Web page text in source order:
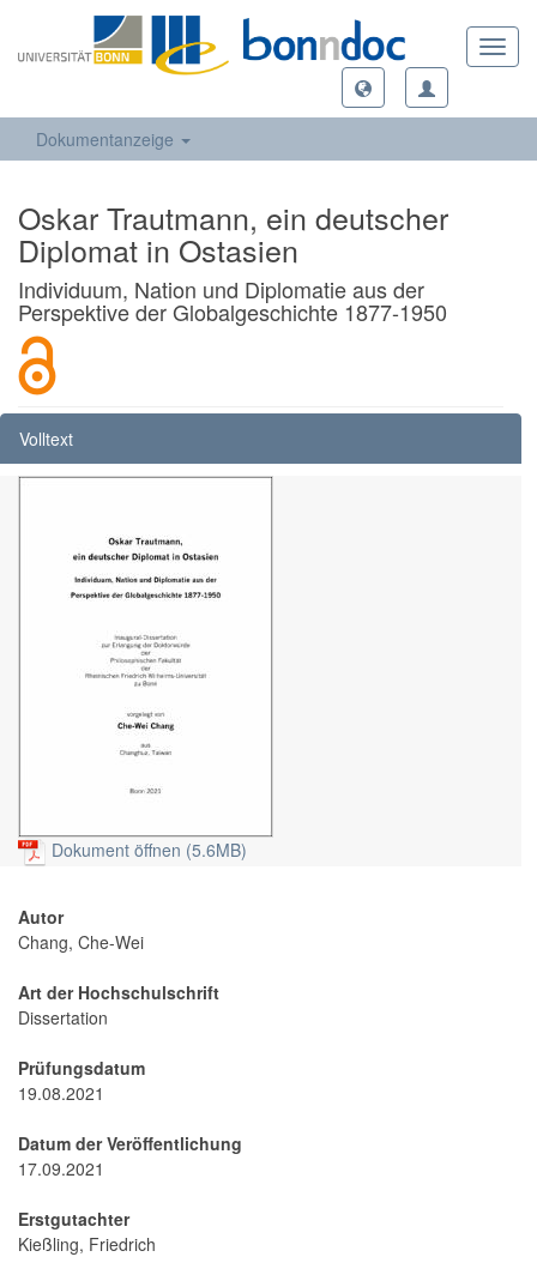
Dokumentanzeige
Oskar Trautmann, ein deutscher
Diplomat in Ostasien
Individuum, Nation und Diplomatie aus der
Perspektive der Globalgeschichte 1877-1950
Volltext
Dokument öffnen (5.6MB)
Autor
Chang, Che-Wei
Art der Hochschulschrift
Dissertation
Prüfungsdatum
19.08.2021
Datum der Veröffentlichung
17.09.2021
Erstgutachter
Kießling, Friedrich